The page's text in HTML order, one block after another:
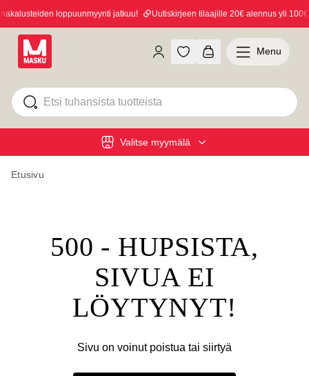
loppuunmyynti jatkuu! Uutiskirjeen tilaajille 20€ alennus yli 100€
Valitse myymälä
Menu
Etusivu
500 - HUPSISTA,
SIVUA EI
LÖYTYNYT!
Sivu on voinut poistua tai siirtyä